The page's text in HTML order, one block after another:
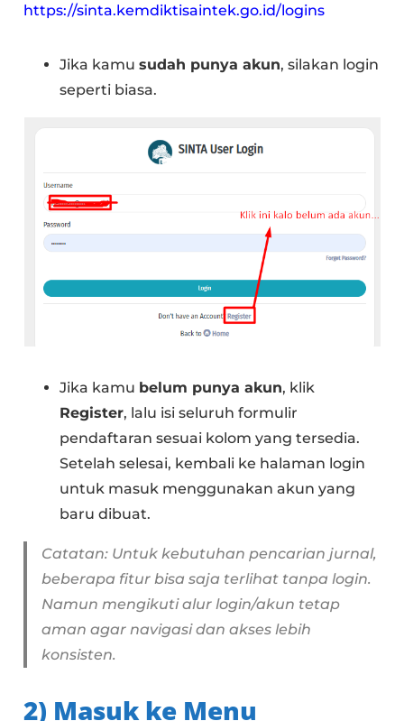
https://sinta.kemdiktisaintek.go.id/logins
Jika kamusudah punya akun, silakan login
seperti biasa.
Jika kamu belum punya akun, klik
Register, lalu isi seluruh formulir
pendaftaran sesuai kolom yang tersedia.
Setelah selesai, kembali ke halaman login
untuk masuk menggunakan akun yang
baru dibuat.
Catatan: Untuk kebutuhan pencarian jurnal,
beberapa fitur bisa saja terlihat tanpa login.
Namun mengikuti alur login/akun tetap
aman agar navigasi dan akses lebih
konsisten.
2) Masuk ke Menu